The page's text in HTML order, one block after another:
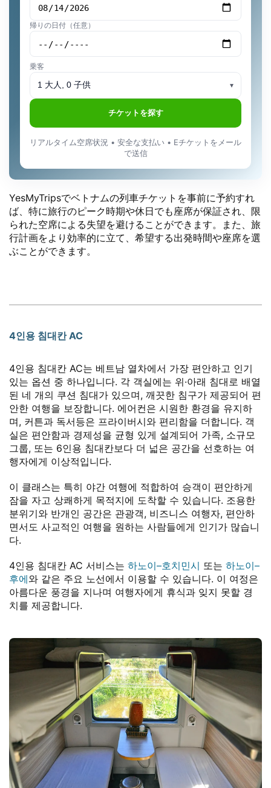
帰りの日付（任意）
乗客
1 大人, 0 子供 ▾
チケットを探す
リアルタイム空席状況 • 安全な支払い • Eチケットをメール
で送信
YesMyTripsでベトナムの列車チケットを事前に予約すれ
ば、特に旅行のピーク時期や休日でも座席が保証され、限
られた空席による失望を避けることができます。また、旅
行計画をより効率的に立て、希望する出発時間や座席を選
ぶことができます。
4인용 침대칸 AC
4인용 침대칸 AC는 베트남 열차에서 가장 편안하고 인기
있는 옵션 중 하나입니다. 각 객실에는 위·아래 침대로 배열
된 네 개의 쿠션 침대가 있으며, 깨끗한 침구가 제공되어 편
안한 여행을 보장합니다. 에어컨은 시원한 환경을 유지하
며, 커튼과 독서등은 프라이버시와 편리함을 더합니다. 객
실은 편안함과 경제성을 균형 있게 설계되어 가족, 소규모
그룹, 또는 6인용 침대칸보다 더 넓은 공간을 선호하는 여
행자에게 이상적입니다.
이 클래스는 특히 야간 여행에 적합하여 승객이 편안하게
잠을 자고 상쾌하게 목적지에 도착할 수 있습니다. 조용한
분위기와 반개인 공간은 관광객, 비즈니스 여행자, 편안하
면서도 사교적인 여행을 원하는 사람들에게 인기가 많습니
다.
4인용 침대칸 AC 서비스는 하노이–호치민시 또는 하노이–
후에와 같은 주요 노선에서 이용할 수 있습니다. 이 여정은
아름다운 풍경을 지나며 여행자에게 휴식과 잊지 못할 경
치를 제공합니다.